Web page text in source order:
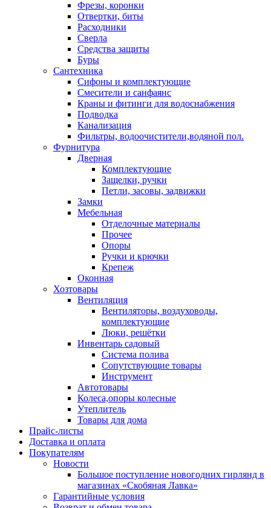
Фрезы, коронки
Отвертки, биты
Расходники
Сверла
Средства защиты
Буры
Сантехника
Сифоны и комплектующие
Смесители и санфаянс
Краны и фитинги для водоснабжения
Подводка
Канализация
Фильтры, водоочистители,водяной пол.
Фурнитура
Дверная
Комплектующие
Защелки, ручки
Петли, засовы, задвижки
Замки
Мебельная
Отделочные материалы
Прочее
Опоры
Ручки и крючки
Крепеж
Оконная
Хозтовары
Вентиляция
Вентиляторы, воздуховоды,
комплектующие
Люки, решётки
Инвентарь садовый
Система полива
Сопутствующие товары
Инструмент
Автотовары
Колеса,опоры колесные
Утеплитель
Товары для дома
Прайс-листы
Доставка и оплата
Покупателям
Новости
Большое поступление новогодних гирлянд в
магазинах «Скобяная Лавка»
Гарантийные условия